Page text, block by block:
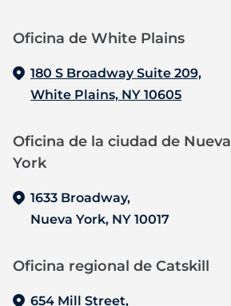
Oficina de White Plains
180 S Broadway Suite 209,
White Plains, NY 10605
Oficina de la ciudad de Nueva
York
1633 Broadway,
Nueva York, NY 10017
Oficina regional de Catskill
654 Mill Street,